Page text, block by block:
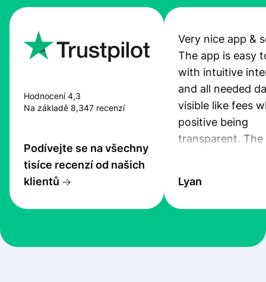
Hodnocení 4,3
Na základě 8,347 recenzí
Podívejte se na všechny
tisíce recenzí od našich
klientů
Very nice app &
The app is easy
with intuitive
and all needed
visible like fees
positive being
transparent. The
the exchange
at Profee is very
Lyan